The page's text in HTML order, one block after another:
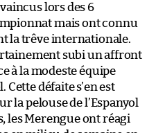
lors des 6
mais ont connu
la trêve internationale.
subi un affront
à la modeste équipe
défaite s’en est
la pelouse de l’Espanyol
les Merengue ont réagi